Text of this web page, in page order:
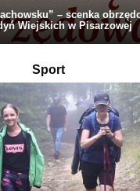
– scenka
Wiejskich w Pisarzowej
Sport